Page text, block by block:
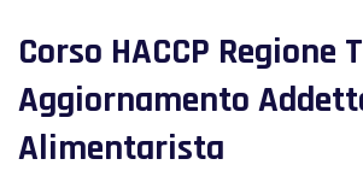
Corso HACCP Regione
Aggiornamento
Alimentarista